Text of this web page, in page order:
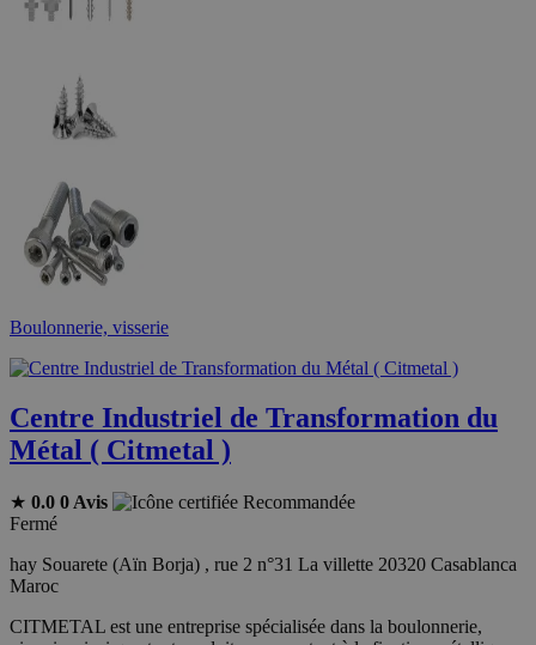
Boulonnerie, visserie
Centre Industriel de Transformation du
Métal ( Citmetal )
★ 0.0 0 Avis
Recommandée
Fermé
hay Souarete (Aïn Borja) , rue 2 n°31 La villette 20320 Casablanca
Maroc
CITMETAL est une entreprise spécialisée dans la boulonnerie,